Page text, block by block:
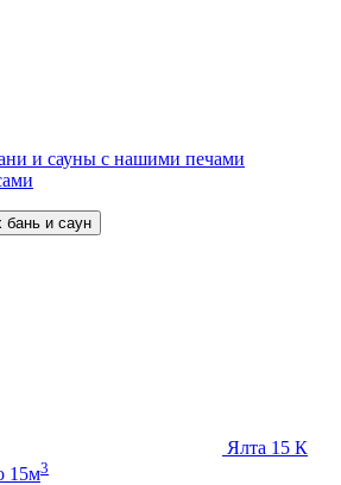
и сауны с нашими печами
бань и саун
Ялта 15 К
15м3